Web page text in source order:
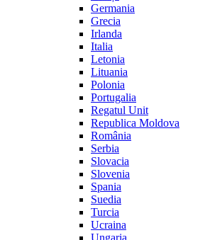
Germania
Grecia
Irlanda
Italia
Letonia
Lituania
Polonia
Portugalia
Regatul Unit
Republica Moldova
România
Serbia
Slovacia
Slovenia
Spania
Suedia
Turcia
Ucraina